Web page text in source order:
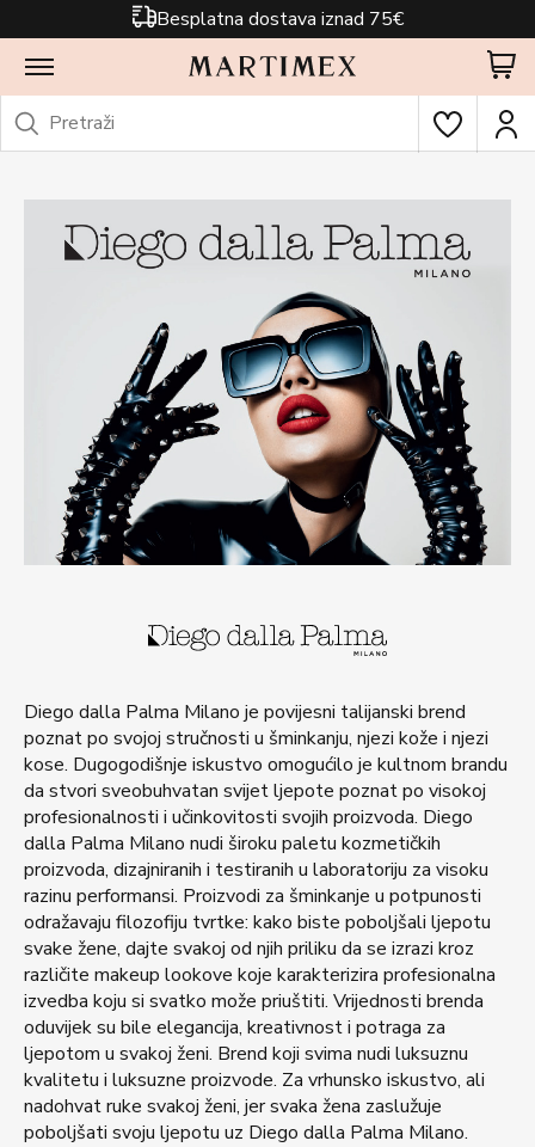
Besplatna dostava iznad 75€
Diego dalla Palma Milano je povijesni talijanski brend
poznat po svojoj stručnosti u šminkanju, njezi kože i njezi
kose. Dugogodišnje iskustvo omogućilo je kultnom brandu
da stvori sveobuhvatan svijet ljepote poznat po visokoj
profesionalnosti i učinkovitosti svojih proizvoda. Diego
dalla Palma Milano nudi široku paletu kozmetičkih
proizvoda, dizajniranih i testiranih u laboratoriju za visoku
razinu performansi. Proizvodi za šminkanje u potpunosti
odražavaju filozofiju tvrtke: kako biste poboljšali ljepotu
svake žene, dajte svakoj od njih priliku da se izrazi kroz
različite makeup lookove koje karakterizira profesionalna
izvedba koju si svatko može priuštiti. Vrijednosti brenda
oduvijek su bile elegancija, kreativnost i potraga za
ljepotom u svakoj ženi. Brend koji svima nudi luksuznu
kvalitetu i luksuzne proizvode. Za vrhunsko iskustvo, ali
nadohvat ruke svakoj ženi, jer svaka žena zaslužuje
poboljšati svoju ljepotu uz Diego dalla Palma Milano.